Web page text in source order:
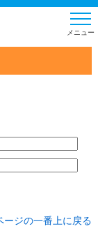
ージの一番上に戻る